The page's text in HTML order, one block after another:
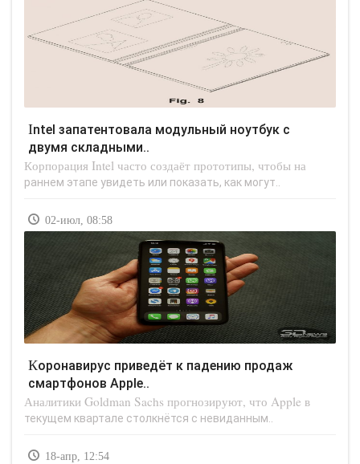
Intel запатентовала модульный ноутбук с
двумя складными..
Корпорация Intel часто создаёт прототипы, чтобы на
раннем этапе увидеть или показать, как могут..
02-июл, 08:58
Коронавирус приведёт к падению продаж
смартфонов Apple..
Аналитики Goldman Sachs прогнозируют, что Apple в
текущем квартале столкнётся с невиданным..
18-апр, 12:54